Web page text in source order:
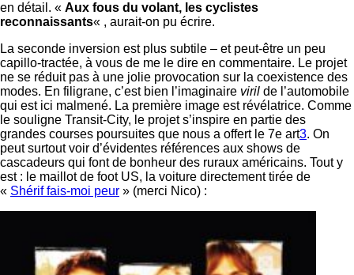
en détail. « Aux fous du volant, les cyclistes
reconnaissants« , aurait-on pu écrire.
La seconde inversion est plus subtile – et peut-être un peu
capillo-tractée, à vous de me le dire en commentaire. Le projet
ne se réduit pas à une jolie provocation sur la coexistence des
modes. En filigrane, c’est bien l’imaginaire viril de l’automobile
qui est ici malmené. La première image est révélatrice. Comme
le souligne Transit-City, le projet s’inspire en partie des
grandes courses poursuites que nous a offert le 7e art3. On
peut surtout voir d’évidentes références aux shows de
cascadeurs qui font de bonheur des ruraux américains. Tout y
est : le maillot de foot US, la voiture directement tirée de
« Shérif fais-moi peur » (merci Nico) :